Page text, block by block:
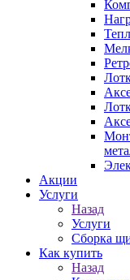
Акции
Услуги
Назад
Услуги
Сборка
Как купить
Назад